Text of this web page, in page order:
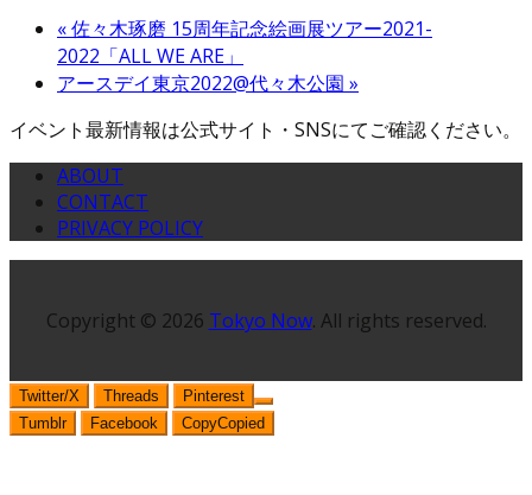
«佐々木琢磨 15周年記念絵画展ツアー2021-
2022「ALL WE ARE」
アースデイ東京2022@代々木公園 »
イベント最新情報は公式サイト・SNSにてご確認ください。
ABOUT
CONTACT
PRIVACY POLICY
Copyright © 2026 Tokyo Now. All rights reserved.
Twitter/X Threads
Pinterest
Tumblr
Facebook CopyCopied